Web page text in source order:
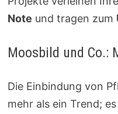
Note und tragen zum
Moosbild und Co.:
Die Einbindung von
mehr als ein Trend;